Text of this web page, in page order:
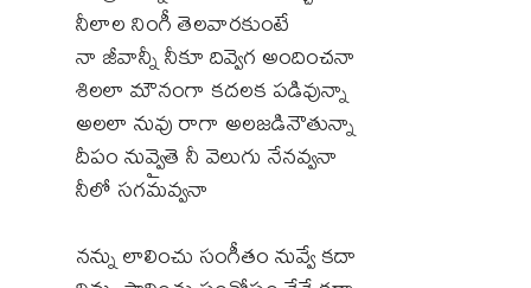
నీలాల నింగీ తెలవారకుంటే
నా జీవాన్నీ నీకూ దివ్వెగ అందించనా
శిలలా మౌనంగా కదలక పడివున్నా
అలలా నువు రాగా అలజడినౌతున్నా
దీపం నువ్వైతె నీ వెలుగు నేనవ్వనా
నీలో సగమవ్వనా
నన్ను లాలించు సంగీతం నువ్వే కదా